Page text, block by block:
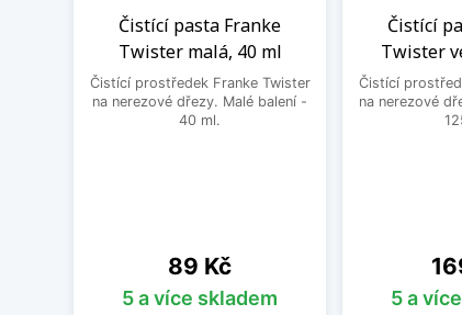
Čistící pasta Franke
Twister malá, 40 ml
Čistící prostředek Franke Twister
na nerezové dřezy. Malé balení -
40 ml.
Cena
89 Kč
5 a více skladem
Čistící
Twister
Čistící
na nerezové
5 a